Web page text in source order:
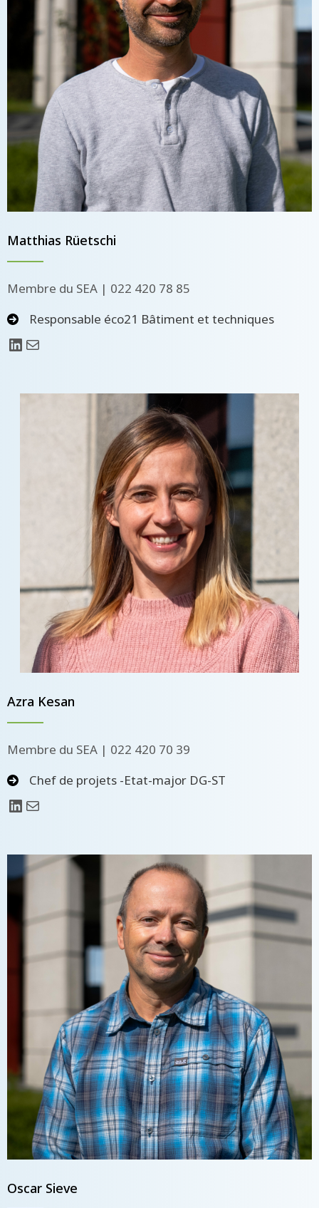
Matthias Rüetschi
Membre du SEA | 022 420 78 85
Responsable éco21 Bâtiment et techniques
LinkedIn E-mail
Azra Kesan
Membre du SEA | 022 420 70 39
Chef de projets -Etat-major DG-ST
LinkedIn E-mail
Oscar Sieve